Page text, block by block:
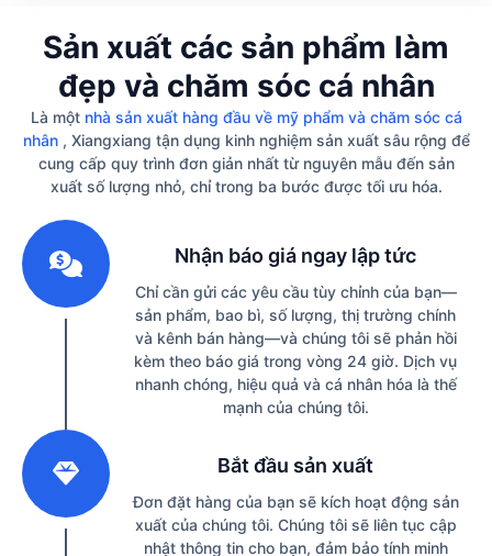
Sản xuất các sản phẩm làm
đẹp và chăm sóc cá nhân
Là một nhà sản xuất hàng đầu về mỹ phẩm và chăm sóc cá
nhân, Xiangxiang tận dụng kinh nghiệm sản xuất sâu rộng để
cung cấp quy trình đơn giản nhất từ ​​nguyên mẫu đến sản
xuất số lượng nhỏ, chỉ trong ba bước được tối ưu hóa.
Nhận báo giá ngay lập tức
Chỉ cần gửi các yêu cầu tùy chỉnh của bạn—
sản phẩm, bao bì, số lượng, thị trường chính
và kênh bán hàng—và chúng tôi sẽ phản hồi
kèm theo báo giá trong vòng 24 giờ. Dịch vụ
nhanh chóng, hiệu quả và cá nhân hóa là thế
mạnh của chúng tôi.
Bắt đầu sản xuất
Đơn đặt hàng của bạn sẽ kích hoạt động sản
xuất của chúng tôi. Chúng tôi sẽ liên tục cập
nhật thông tin cho bạn, đảm bảo tính minh